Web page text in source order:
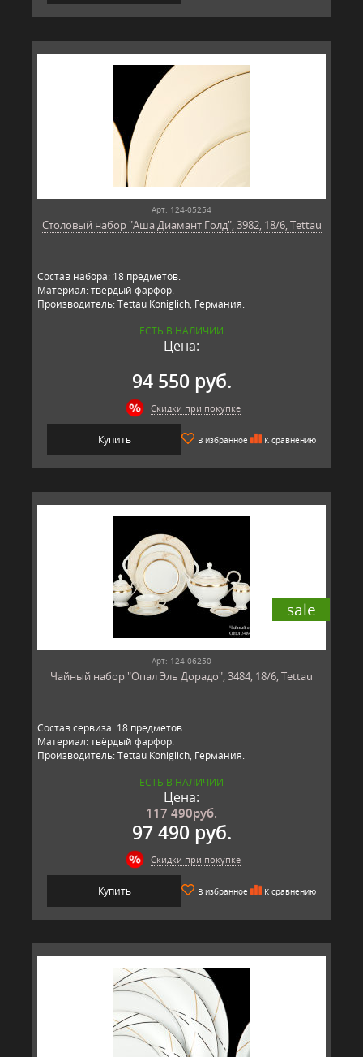
Арт: 124-05254
Столовый набор "Аша Диамант Голд", 3982, 18/6, Tettau
Состав набора: 18 предметов.
Материал: твёрдый фарфор.
Производитель: Tettau Koniglich, Германия.
ЕСТЬ В НАЛИЧИИ
Цена:
94 550 руб.
Скидки при покупке
Купить В избранное К сравнению
sale
Арт: 124-06250
Чайный набор "Опал Эль Дорадо", 3484, 18/6, Tettau
Состав сервиза: 18 предметов.
Материал: твёрдый фарфор.
Производитель: Tettau Koniglich, Германия.
ЕСТЬ В НАЛИЧИИ
Цена:
117 490руб.
97 490 руб.
Скидки при покупке
Купить В избранное К сравнению